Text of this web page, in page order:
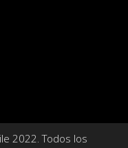
2022. Todos los